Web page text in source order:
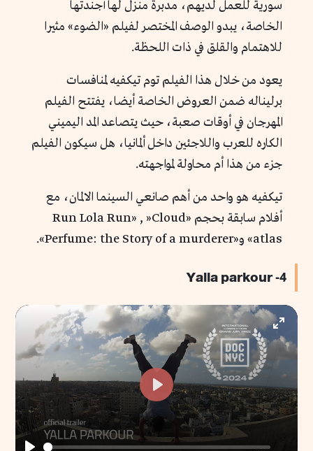
سورية للعمل لديهم، مدبرة منزل لها أجندتها
الخاصة، يبدو الوصف المختصر لفيلم «الضوء» مثيرا
للاهتمام والقلق في ذات اللحظة.
يعود من خلال هذا الفيلم توم تيكفيه لمنافسات
برليناله ضمن العروض الخاصة أيضا، يفتتح الفيلم
المهرجان في أوقات صعبة، حيث يتصاعد المد اليميني
الكاره للعرب واللاجئين داخل ألمانيا، هل سيكون الفيلم
جزء من هذا أم محاولة لمواجهته.
تيكفيه هو واحد من أهم صانعي السينما الالمان، مع
أفلام سابقة بحجم «Run Lola Run» , »Cloud
atlas» و«Perfume: the Story of a murderer».
4- Yalla parkour
Enter
Play